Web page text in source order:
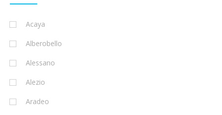
Acaya
Alberobello
Alessano
Alezio
Aradeo